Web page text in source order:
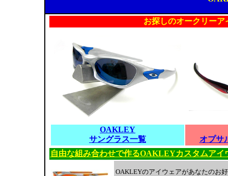
お探しのオークリー
OAKLEY
サングラス一覧
オプサ
自由な組み合わせで作るOAKLEYカスタムアイ
OAKLEYのアイウェアがあなたのお